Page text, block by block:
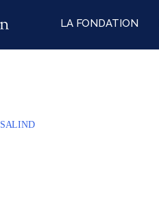
LA FONDATION